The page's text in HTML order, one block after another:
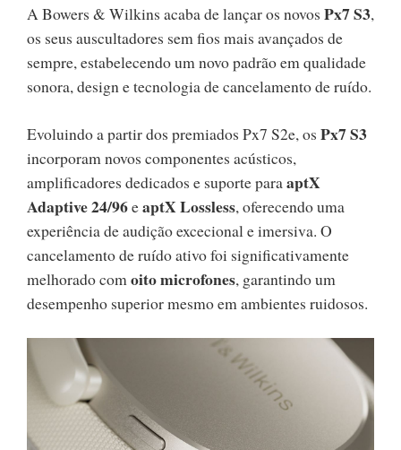
A Bowers & Wilkins acaba de lançar os novos Px7 S3,
os seus auscultadores sem fios mais avançados de
sempre, estabelecendo um novo padrão em qualidade
sonora, design e tecnologia de cancelamento de ruído.
Evoluindo a partir dos premiados Px7 S2e, os Px7 S3
incorporam novos componentes acústicos,
amplificadores dedicados e suporte paraaptX
Adaptive 24/96eaptX Lossless, oferecendo uma
experiência de audição excecional e imersiva. O
cancelamento de ruído ativo foi significativamente
melhorado com oito microfones, garantindo um
desempenho superior mesmo em ambientes ruidosos.